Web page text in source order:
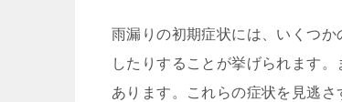
雨漏りの初期症状には、いくつ
したりすることが挙げられます
あります。これらの症状を見逃さ